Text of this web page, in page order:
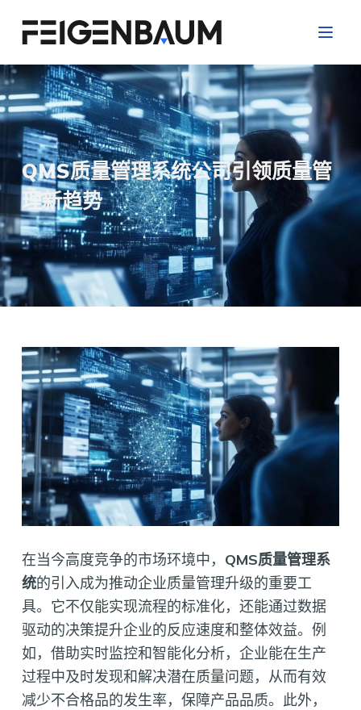
跳
过
内
容
QMS质量管理系统公司引领质量管
理新趋势
在当今高度竞争的市场环境中， QMS质量管理系
统的引入成为推动企业质量管理升级的重要工
具。它不仅能实现流程的标准化，还能通过数据
驱动的决策提升企业的反应速度和整体效益。例
如，借助实时监控和智能化分析，企业能在生产
过程中及时发现和解决潜在质量问题，从而有效
减少不合格品的发生率，保障产品品质。此外，